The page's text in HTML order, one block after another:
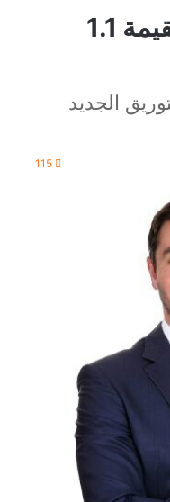
ڤاليو تنجح في إتمام الإصدار العشرين لسندات توريق بقيمة 1.1
الجديد
115